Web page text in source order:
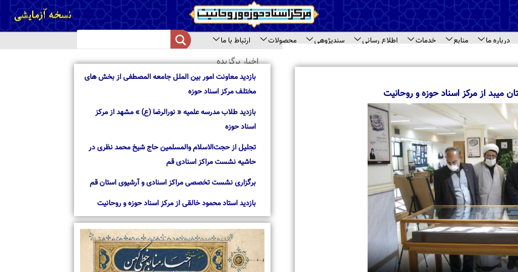
سندپژوهی محصولات
ارتباط با ما
اخبار برگزیده
بازدید معاونت امور بین الملل جامعه المصطفی از بخش های
مختلف مرکز اسناد حوزه
بازدید طلاب مدرسه علمیه « نورالرضا (ع) » مشهد از مرکز
اسناد حوزه
تجلیل از حجت‌الاسلام والمسلمین حاج شیخ محمد نظری در
حاشیه نشست مراکز اسنادی قم
برگزاری نشست تخصصی مراکز اسنادی و آرشیوی استان قم
بازدید استاد محمود خالقی از مرکز اسناد حوزه و روحانیت